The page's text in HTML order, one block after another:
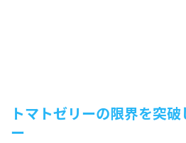
トマトゼリーの限界を突
ー